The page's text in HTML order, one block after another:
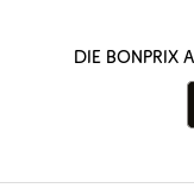
Die bonprix